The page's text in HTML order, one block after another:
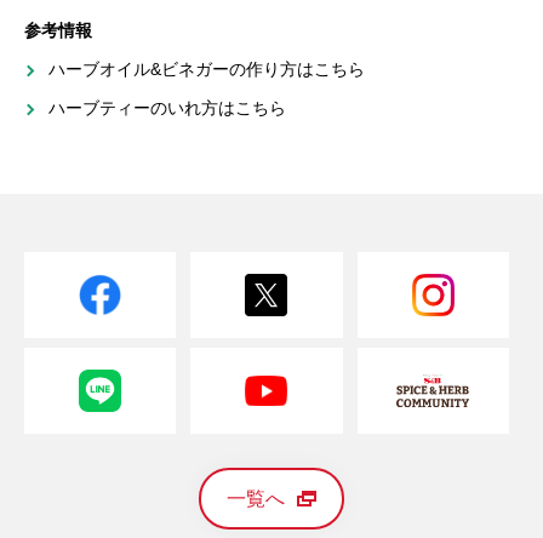
参考情報
ハーブオイル&ビネガーの作り方はこちら
ハーブティーのいれ方はこちら
一覧へ